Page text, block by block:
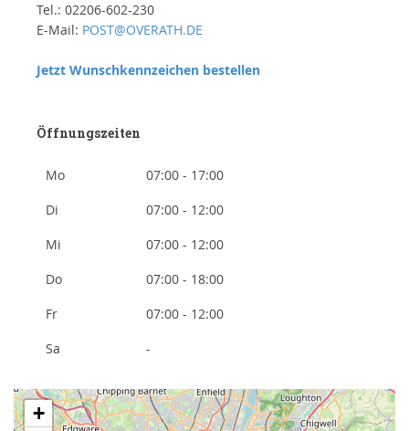
Tel.: 02206-602-230
E-Mail: POST@OVERATH.DE
Jetzt Wunschkennzeichen bestellen
Öffnungszeiten
Mo
07:00 - 17:00
Di
07:00 - 12:00
Mi
07:00 - 12:00
Do
07:00 - 18:00
Fr
07:00 - 12:00
Sa
-
+